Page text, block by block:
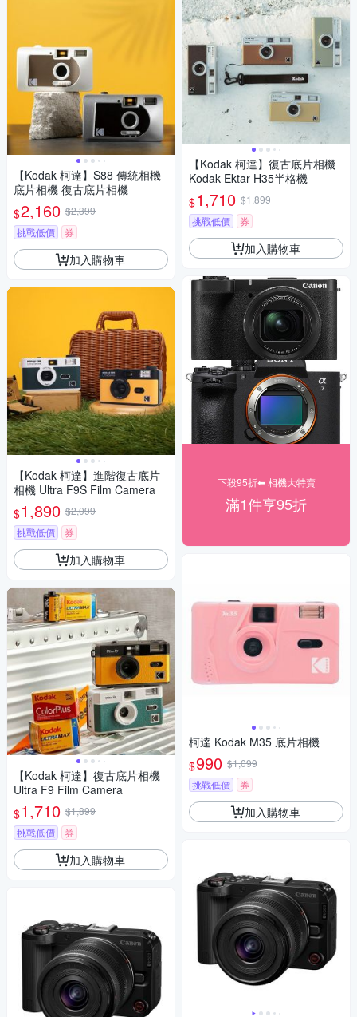
【Kodak 柯達】S88 傳統相機
底片相機 復古底片相機
$2,160 $2,399
挑戰低價
券
加入購物車
【Kodak 柯達】進階復古底片
相機 Ultra F9S Film Camera
$1,890 $2,099
挑戰低價
券
加入購物車
【Kodak 柯達】復古底片相機
Ultra F9 Film Camera
$1,710 $1,899
挑戰低價
券
加入購物車
【Kodak 柯達】復古底片相機
Kodak Ektar H35半格機
$1,710 $1,899
挑戰低價
券
加入購物車
下殺95折⬅︎ 相機大特賣
滿1件享95折
柯達 Kodak M35 底片相機
$990 $1,099
挑戰低價
券
加入購物車